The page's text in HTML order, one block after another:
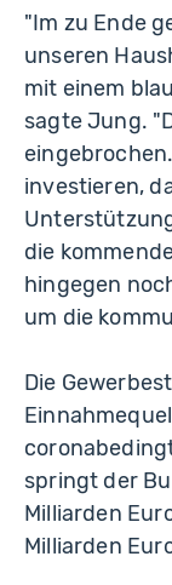
"Im zu Ende
unseren
mit einem
sagte Jung.
investieren,
die
hingegen
um die
Die
springt der
Milliarden
Milliarden